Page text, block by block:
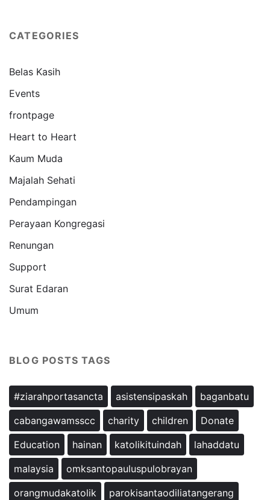
CATEGORIES
Belas Kasih
Events
frontpage
Heart to Heart
Kaum Muda
Majalah Sehati
Pendampingan
Perayaan Kongregasi
Renungan
Support
Surat Edaran
Umum
BLOG POSTS TAGS
#ziarahportasancta asistensipaskah
baganbatu
cabangawamsscc
charity children
Donate
Education
hainan katolikituindah
lahaddatu
malaysia
omksantopauluspulobrayan
orangmudakatolik
parokisantaodiliatangerang